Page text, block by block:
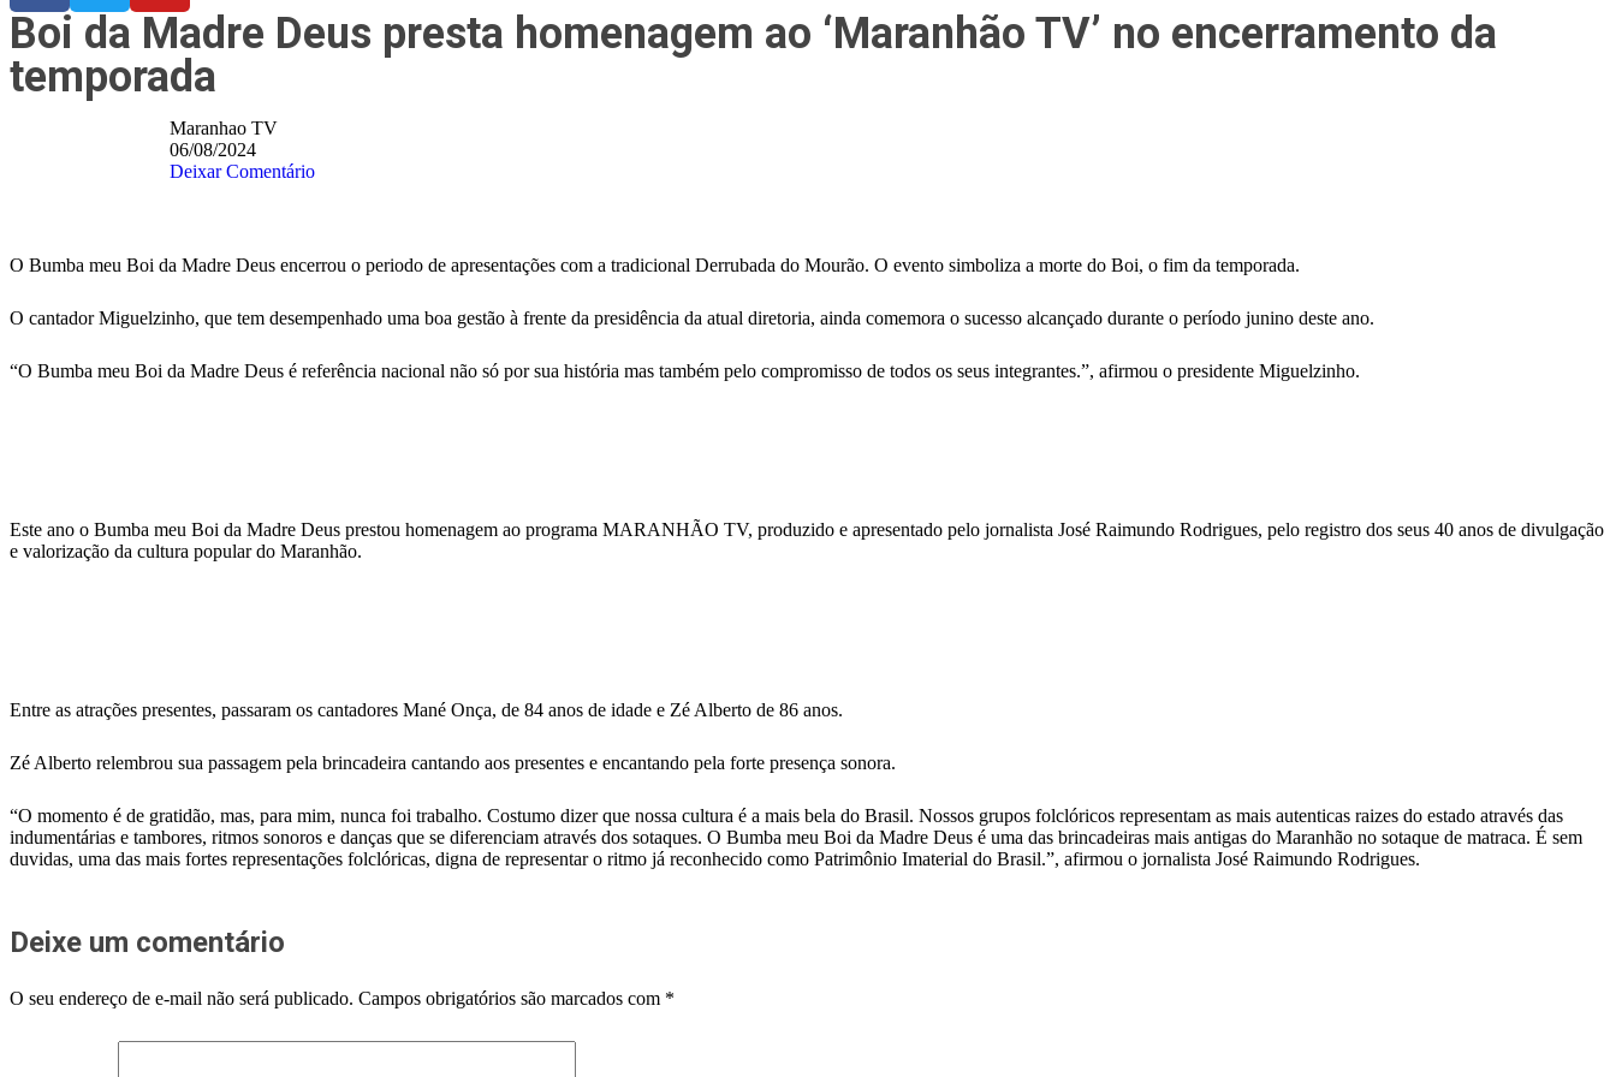
Boi da Madre Deus presta homenagem ao ‘Maranhão TV’ no encerramento da
temporada
Maranhao TV
06/08/2024
Deixar Comentário
O Bumba meu Boi da Madre Deus encerrou o periodo de apresentações com a tradicional Derrubada do Mourão. O evento simboliza a morte do Boi, o fim da temporada.
O cantador Miguelzinho, que tem desempenhado uma boa gestão à frente da presidência da atual diretoria, ainda comemora o sucesso alcançado durante o período junino deste ano.
“O Bumba meu Boi da Madre Deus é referência nacional não só por sua história mas também pelo compromisso de todos os seus integrantes.”, afirmou o presidente Miguelzinho.
Este ano o Bumba meu Boi da Madre Deus prestou homenagem ao programa MARANHÃO TV, produzido e apresentado pelo jornalista José Raimundo Rodrigues, pelo registro dos seus 40 anos de divulgação
e valorização da cultura popular do Maranhão.
Entre as atrações presentes, passaram os cantadores Mané Onça, de 84 anos de idade e Zé Alberto de 86 anos.
Zé Alberto relembrou sua passagem pela brincadeira cantando aos presentes e encantando pela forte presença sonora.
“O momento é de gratidão, mas, para mim, nunca foi trabalho. Costumo dizer que nossa cultura é a mais bela do Brasil. Nossos grupos folclóricos representam as mais autenticas raizes do estado através das
indumentárias e tambores, ritmos sonoros e danças que se diferenciam através dos sotaques. O Bumba meu Boi da Madre Deus é uma das brincadeiras mais antigas do Maranhão no sotaque de matraca. É sem
duvidas, uma das mais fortes representações folclóricas, digna de representar o ritmo já reconhecido como Patrimônio Imaterial do Brasil.”, afirmou o jornalista José Raimundo Rodrigues.
Deixe um comentário
O seu endereço de e-mail não será publicado. Campos obrigatórios são marcados com *